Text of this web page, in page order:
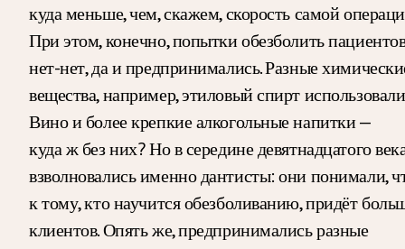
куда меньше, чем, скажем, скорость самой
При этом, конечно, попытки обезболить
нет-нет, да и предпринимались. Разные
вещества, например, этиловый спирт
Вино и более крепкие алкогольные напитки —
куда ж без них? Но в середине девятнадцатого
взволновались именно дантисты: они понимали,
к тому, кто научится обезболиванию, придёт
клиентов. Опять же, предпринимались разные